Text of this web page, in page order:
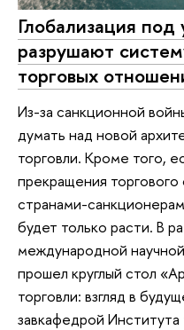
Глобализация
разрушают
торговых
Из-за санкционной
думать над новой
торговли. Кроме того,
прекращения
странами-
будет только расти. В
международной
прошел круглый стол
торговли: взгляд в
завкафедрой